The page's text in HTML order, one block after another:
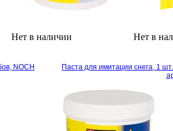
Нет в наличии Нет в
NOCH
Паста для имитации снега, 1